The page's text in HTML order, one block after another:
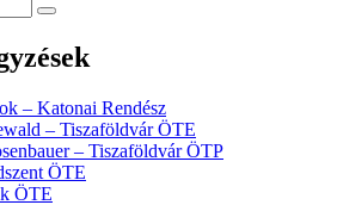
– Katonai Rendész
– Tiszaföldvár ÖTE
– Tiszaföldvár ÖTP
ÖTE
ÖTE